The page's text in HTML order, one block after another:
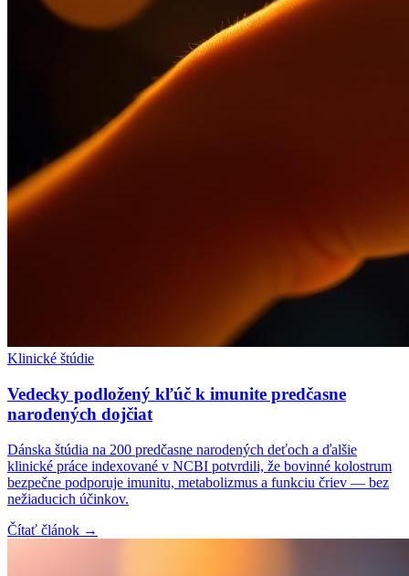
Klinické štúdie
Vedecky podložený kľúč k imunite predčasne
narodených dojčiat
Dánska štúdia na 200 predčasne narodených deťoch a ďalšie
klinické práce indexované v NCBI potvrdili, že bovinné kolostrum
bezpečne podporuje imunitu, metabolizmus a funkciu čriev — bez
nežiaducich účinkov.
Čítať článok →